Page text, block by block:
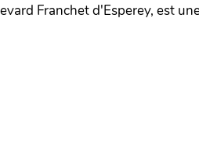
Franchet d'Esperey, est